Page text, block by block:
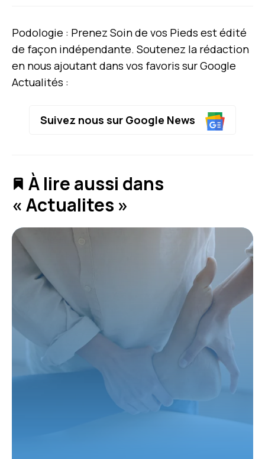
Podologie : Prenez Soin de vos Pieds est édité
de façon indépendante. Soutenez la rédaction
en nous ajoutant dans vos favoris sur Google
Actualités :
Suivez nous sur Google News
À lire aussi dans
« Actualites »